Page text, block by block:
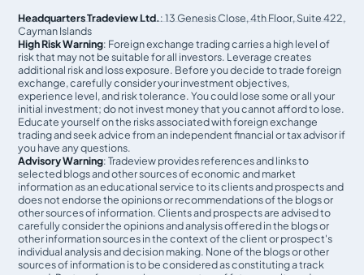
Headquarters Tradeview Ltd.: 13 Genesis Close, 4th Floor, Suite 422,
Cayman Islands
High Risk Warning: Foreign exchange trading carries a high level of
risk that may not be suitable for all investors. Leverage creates
additional risk and loss exposure. Before you decide to trade foreign
exchange, carefully consider your investment objectives,
experience level, and risk tolerance. You could lose some or all your
initial investment; do not invest money that you cannot afford to lose.
Educate yourself on the risks associated with foreign exchange
trading and seek advice from an independent financial or tax advisor if
you have any questions.
Advisory Warning: Tradeview provides references and links to
selected blogs and other sources of economic and market
information as an educational service to its clients and prospects and
does not endorse the opinions or recommendations of the blogs or
other sources of information. Clients and prospects are advised to
carefully consider the opinions and analysis offered in the blogs or
other information sources in the context of the client or prospect's
individual analysis and decision making. None of the blogs or other
sources of information is to be considered as constituting a track